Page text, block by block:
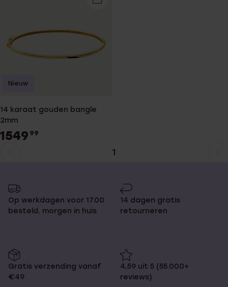
14 karaat gouden bangle
2mm
1549 99
Nieuw
1
Op werkdagen voor 17.00
besteld, morgen in huis
14 dagen gratis
retourneren
Gratis verzending vanaf
€49
4,59 uit 5 (55.000+
reviews)